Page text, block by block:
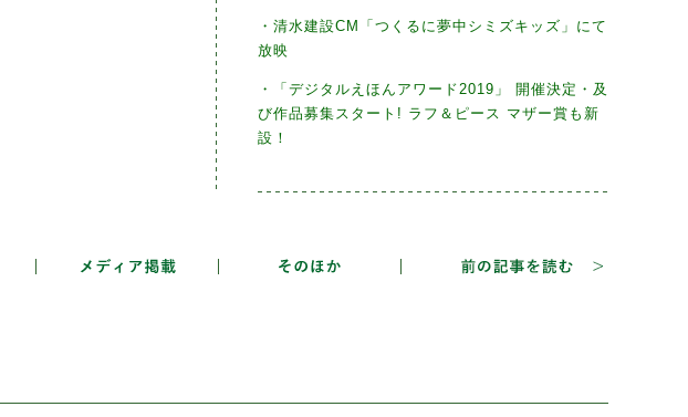
・清水建設CM「つくるに夢中シミズキッズ」にて
放映
・「デジタルえほんアワード2019」 開催決定・及
び作品募集スタート! ラフ＆ピース マザー賞も新
設！